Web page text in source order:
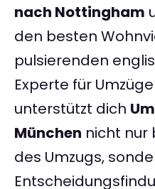
nach Nottingham
den besten
pulsierenden
Experte für
unterstützt dich
München nicht nur
des Umzugs,